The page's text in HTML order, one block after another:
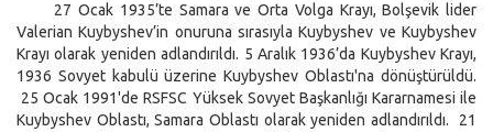
27 Ocak 1935’te Samara ve Orta Volga Krayı, Bolşevik lider
Valerian Kuybyshev’in onuruna sırasıyla Kuybyshev ve Kuybyshev
Krayı olarak yeniden adlandırıldı. 5 Aralık 1936’da Kuybyshev Krayı,
1936 Sovyet kabulü üzerine Kuybyshev Oblastı'na dönüştürüldü.
25 Ocak 1991'de RSFSC Yüksek Sovyet Başkanlığı Kararnamesi ile
Kuybyshev Oblastı, Samara Oblastı olarak yeniden adlandırıldı. 21